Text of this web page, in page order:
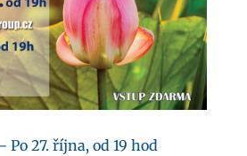
27. října, od 19 hod